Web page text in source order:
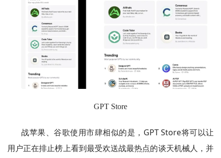
GPT Store
战苹果、谷歌使用市肆相似的是，GPT Store将可以让
用户正在排止榜上看到最受欢送战最热点的谈天机械人，并